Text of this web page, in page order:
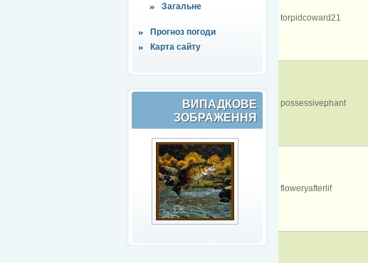
Загальне
Прогноз погоди
Карта сайту
ВИПАДКОВЕ
ЗОБРАЖЕННЯ
torpidcoward21
possessivephant
floweryafterlif